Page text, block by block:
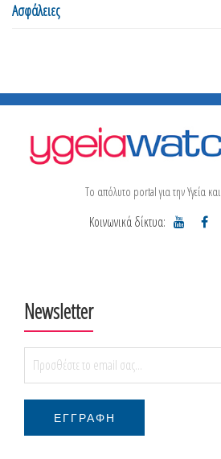
Ασφάλειες
Το απόλυτο portal για την Υγεία
Κοινωνικά δίκτυα:
Newsletter